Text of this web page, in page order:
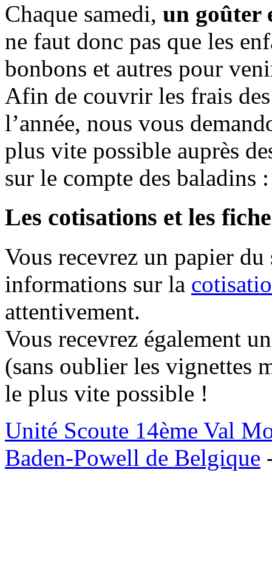
Chaque samedi, un goûter
ne faut donc pas que les
bonbons et autres pour
Afin de couvrir les frais
l’année, nous vous
plus vite possible auprès
sur le compte des baladins
Les cotisations et les
Vous recevrez un papier
informations sur la
attentivement.
Vous recevrez également
(sans oublier les vignettes
le plus vite possible !
Unité Scoute 14ème Val
Baden-Powell de Belgique